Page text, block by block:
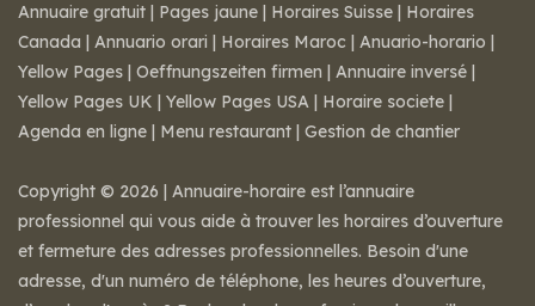
Annuaire gratuit | Pages jaune | Horaires Suisse | Horaires
Canada | Annuario orari | Horaires Maroc | Anuario-horario |
Yellow Pages | Oeffnungszeiten firmen | Annuaire inversé |
Yellow Pages UK | Yellow Pages USA | Horaire societe |
Agenda en ligne | Menu restaurant | Gestion de chantier
Copyright © 2026 | Annuaire-horaire est l’annuaire
professionnel qui vous aide à trouver les horaires d’ouverture
et fermeture des adresses professionnelles. Besoin d'une
adresse, d'un numéro de téléphone, les heures d’ouverture,